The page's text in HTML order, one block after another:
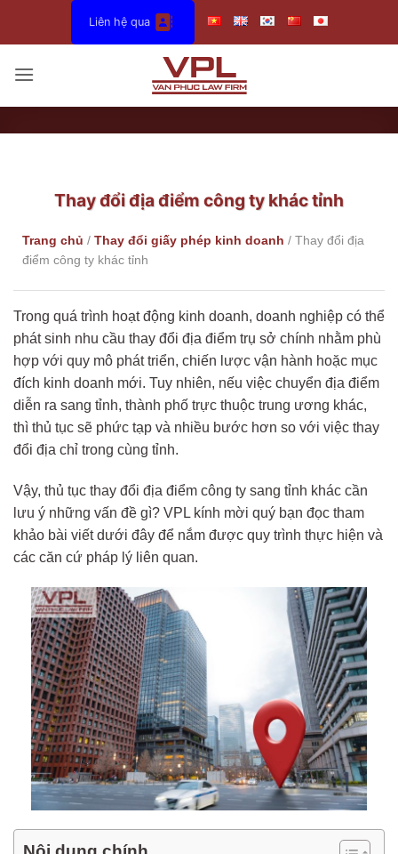
dung
Liên hệ qua
Thay đổi địa điểm công ty khác tỉnh
Trang chủ / Thay đổi giấy phép kinh doanh / Thay đổi địa
điểm công ty khác tỉnh
Trong quá trình hoạt động kinh doanh, doanh nghiệp có thể
phát sinh nhu cầu thay đổi địa điểm trụ sở chính nhằm phù
hợp với quy mô phát triển, chiến lược vận hành hoặc mục
đích kinh doanh mới. Tuy nhiên, nếu việc chuyển địa điểm
diễn ra sang tỉnh, thành phố trực thuộc trung ương khác,
thì thủ tục sẽ phức tạp và nhiều bước hơn so với việc thay
đổi địa chỉ trong cùng tỉnh.
Vậy, thủ tục thay đổi địa điểm công ty sang tỉnh khác cần
lưu ý những vấn đề gì? VPL kính mời quý bạn đọc tham
khảo bài viết dưới đây để nắm được quy trình thực hiện và
các căn cứ pháp lý liên quan.